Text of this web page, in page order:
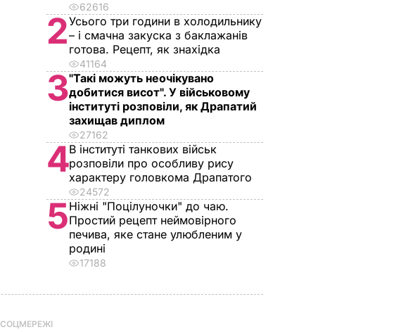
62616
2Усього три години в холодильнику
– і смачна закуска з баклажанів
готова. Рецепт, як знахідка
41164
3"Такі можуть неочікувано
добитися висот". У військовому
інституті розповіли, як Драпатий
захищав диплом
27162
4В інституті танкових військ
розповіли про особливу рису
характеру головкома Драпатого
24572
5Ніжні "Поцілуночки" до чаю.
Простий рецепт неймовірного
печива, яке стане улюбленим у
родині
17188
СОЦМЕРЕЖІ